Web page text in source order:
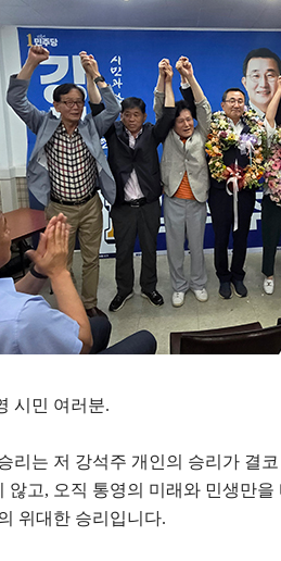
시민 여러분.
리는 저 강석주 개인의 승리가 결
않고, 오직 통영의 미래와 민생만
위대한 승리입니다.